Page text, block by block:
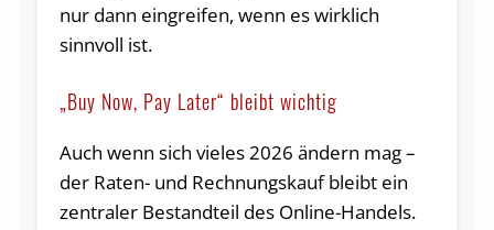
nur dann eingreifen, wenn es wirklich
sinnvoll ist.
„Buy Now, Pay Later“ bleibt wichtig
Auch wenn sich vieles 2026 ändern mag –
der Raten- und Rechnungskauf bleibt ein
zentraler Bestandteil des Online-Handels.